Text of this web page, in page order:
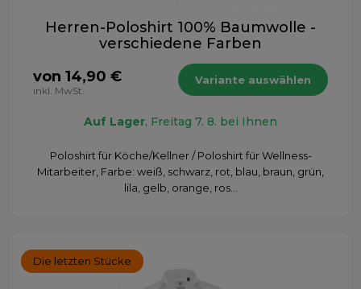
Herren-Poloshirt 100% Baumwolle -
verschiedene Farben
von 14,90 €
inkl. MwSt.
Variante auswählen
Auf Lager, Freitag 7. 8. bei Ihnen
Poloshirt für Köche/Kellner / Poloshirt für Wellness-
Mitarbeiter, Farbe: weiß, schwarz, rot, blau, braun, grün,
lila, gelb, orange, ros...
Die letzten Stücke